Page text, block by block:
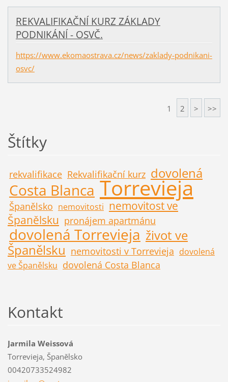
REKVALIFIKAČNÍ KURZ ZÁKLADY
PODNIKÁNÍ - OSVČ.
https://www.ekomaostrava.cz/news/zaklady-podnikani-
osvc/
1 2 > >>
Štítky
rekvalifikace Rekvalifikační kurz dovolená
Costa Blanca Torrevieja
Španělsko nemovitosti nemovitost ve
Španělsku pronájem apartmánu
dovolená Torrevieja život ve
Španělsku nemovitosti v Torrevieja dovolená
ve Španělsku dovolená Costa Blanca
Kontakt
Jarmila Weissová
Torrevieja, Španělsko
00420733524982